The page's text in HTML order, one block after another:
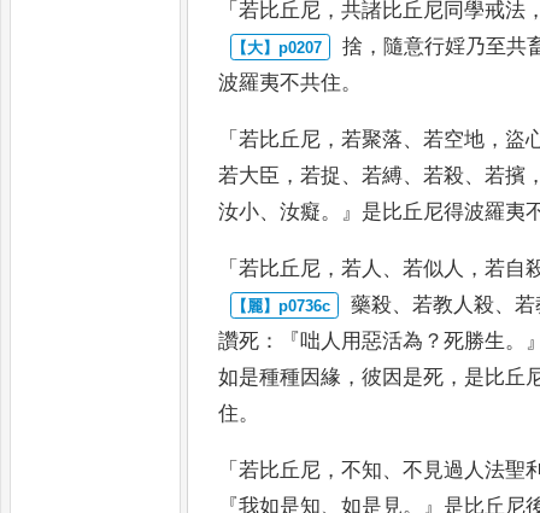
「若比丘尼 ，共諸比丘尼同學戒法
捨 ， 隨意行婬乃至共
波羅夷不共住。
「若比丘尼 ，若聚落、若空地 ，盜
若大臣 ，若捉 、若縛、若殺、若擯
汝小、汝癡。』 是比丘尼得波羅夷
「若比丘尼 ，若人 、若似人 ，若自
藥殺、若教人殺、若
讚死 ：『咄人用惡活為 ？死勝生。
如是種種因緣 ，彼因是死 ， 是比丘
住。
「若比丘尼 ，不知、不見過人法聖
『我如是知、如是見。』 是比丘尼